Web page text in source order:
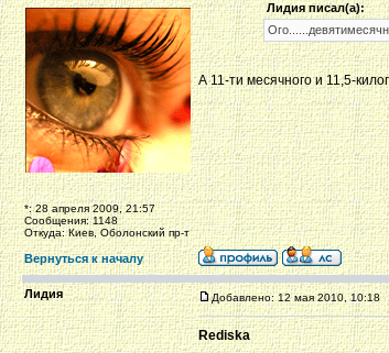
*: 28 апреля 2009, 21:57
Сообщения: 1148
Откуда: Киев, Оболонский пр-т
Лидия писал(а):
А 11-ти месячного и 11,5-
Вернуться к началу
Лидия Добавлено: 12 мая 2010, 10:18
Rediska